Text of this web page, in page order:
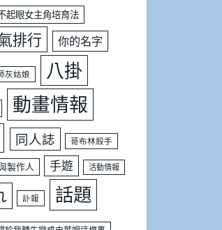
起眼女主角培育法
排行 你的名字
灰姑娘 八掛
動畫情報
同人誌 哥布林殺手
製作人 手遊 活動情報
訃報 話題